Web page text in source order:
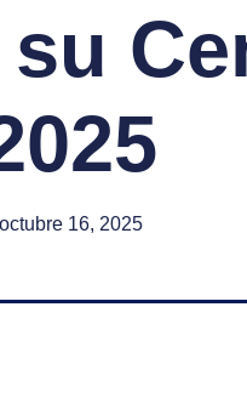
octubre 16, 2025